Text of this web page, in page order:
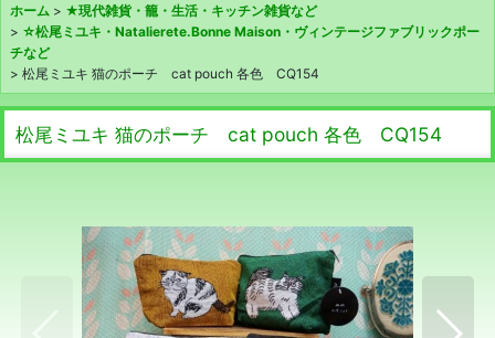
ホーム > ★現代雑貨・籠・生活・キッチン雑貨など
> ☆松尾ミユキ・Natalierete.Bonne Maison・ヴィンテージファブリックポー
チなど
> 松尾ミユキ 猫のポーチ cat pouch 各色 CQ154
松尾ミユキ 猫のポーチ cat pouch 各色 CQ154